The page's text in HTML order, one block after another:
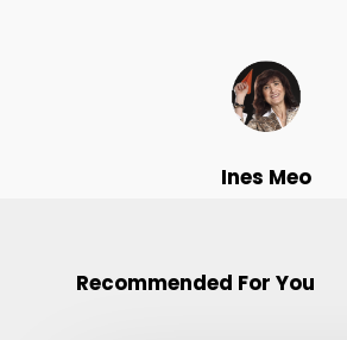
Ines Meo
Recommended For You